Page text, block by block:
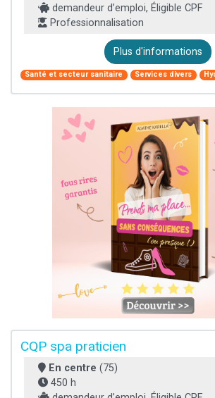
demandeur d’emploi, Éligible CPF
Professionnalisation
Plus d'informations
Santé et secteur sanitaire Services divers
CQP spa praticien
En centre (75)
450 h